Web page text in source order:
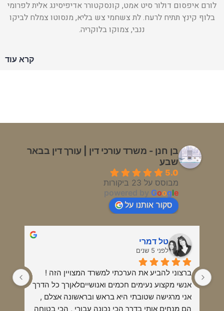
לורם איפסום דולור סיט אמט, קונסקטורר אדיפיסינג אלית לפרומי
בלוף קינץ תתיח לרעח. לת צשחמי צש בליא, מנסוטו צמלח לביקו
ננבי, צמוקו בלוקריה.
קרא עוד
בן חנן - משרד עורכי דין | עורך דין בבאר
שבע
5.0
מבוסס על 23 ביקורות
powered by Google
סקור אותנו על
טל דמרי
לפני 5 שנים
ברצוני להביע את הערכתי למשרד המצויין הזה !
אנשי מקצוע נעימים חכמים ואנושייםלאןרך כל הדרך